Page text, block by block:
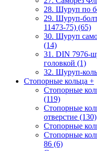
28. Шуруп по
29. Шуруп-
11473-75) (65)
30. Шуруп
(14)
31. DIN 7976-
головкой (1)
32. Шуруп-
Стопорные кольца +
Стопорные
(119)
Стопорные
отверстие (130)
Стопорные
Стопорные
86 (6)